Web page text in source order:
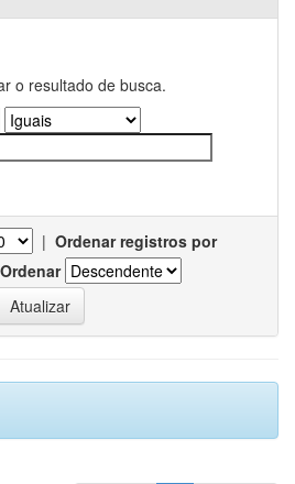
o resultado de busca.
| Ordenar registros por
Ordenar